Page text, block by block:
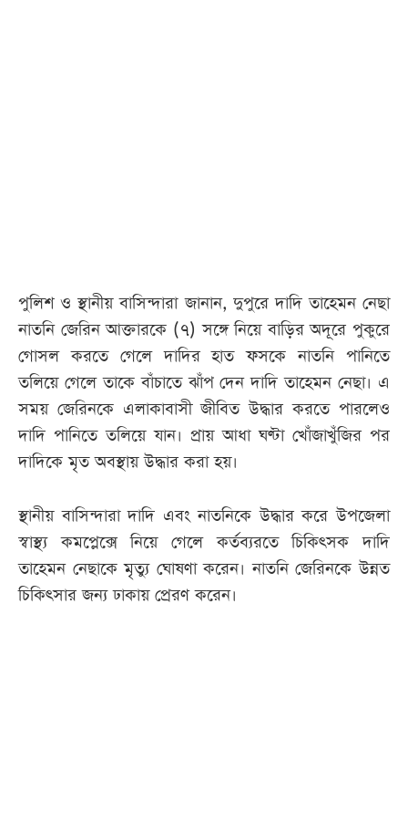
পুলিশ ও স্থানীয় বাসিন্দারা জানান, দুপুরে দাদি তাহেমন নেছা
নাতনি জেরিন আক্তারকে (৭) সঙ্গে নিয়ে বাড়ির অদূরে পুকুরে
গোসল করতে গেলে দাদির হাত ফসকে নাতনি পানিতে
তলিয়ে গেলে তাকে বাঁচাতে ঝাঁপ দেন দাদি তাহেমন নেছা। এ
সময় জেরিনকে এলাকাবাসী জীবিত উদ্ধার করতে পারলেও
দাদি পানিতে তলিয়ে যান। প্রায় আধা ঘণ্টা খোঁজাখুঁজির পর
দাদিকে মৃত অবস্থায় উদ্ধার করা হয়।
স্থানীয় বাসিন্দারা দাদি এবং নাতনিকে উদ্ধার করে উপজেলা
স্বাস্থ্য কমপ্লেক্সে নিয়ে গেলে কর্তব্যরতে চিকিৎসক দাদি
তাহেমন নেছাকে মৃত্যু ঘোষণা করেন। নাতনি জেরিনকে উন্নত
চিকিৎসার জন্য ঢাকায় প্রেরণ করেন।